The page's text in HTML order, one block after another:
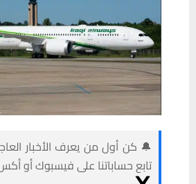
🔔 كن أول من يعرف الأخبار
تابع حساباتنا على فيسبوك أو